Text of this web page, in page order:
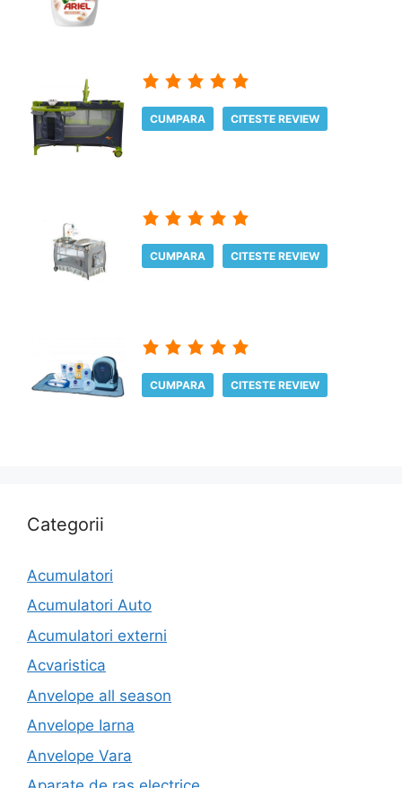
CUMPARA CITESTE REVIEW
CUMPARA CITESTE REVIEW
CUMPARA CITESTE REVIEW
Categorii
Acumulatori
Acumulatori Auto
Acumulatori externi
Acvaristica
Anvelope all season
Anvelope Iarna
Anvelope Vara